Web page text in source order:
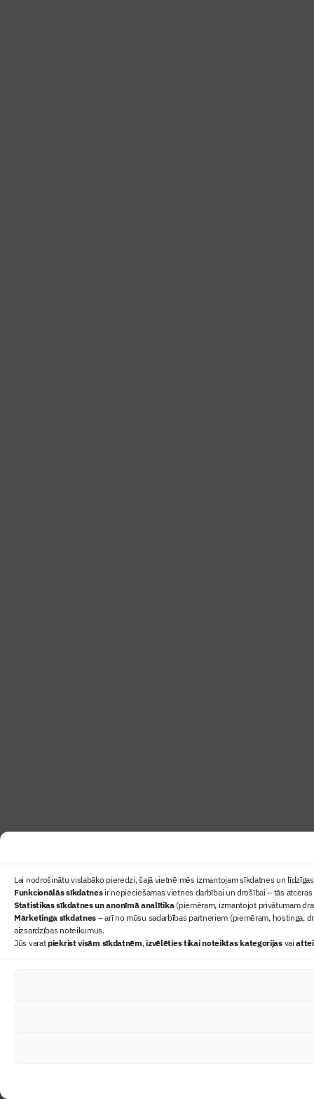
Lai nodrošinātu vislabāko pieredzi, šajā vietnē mēs izmantojam sīkdatnes un
Funkcionālās sīkdatnesir nepieciešamas vietnes darbībai un drošībai – tās
Statistikas sīkdatnes un anonīmā analītika(piemēram, izmantojot privātumam
Mārketinga sīkdatnes – arī no mūsu sadarbības partneriem (piemēram, hostinga,
aizsardzības noteikumus.
Jūs varatpiekrist visām sīkdatnēm,izvēlēties tikai noteiktas kategorijasvai